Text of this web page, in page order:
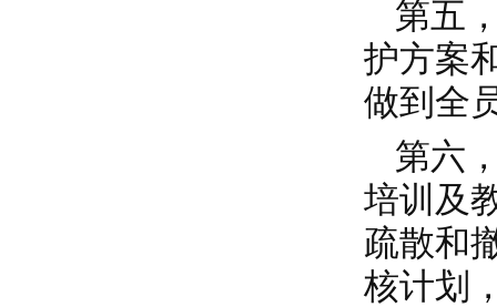
第五
护方案
做到全
第六
培训及
疏散和
核计划